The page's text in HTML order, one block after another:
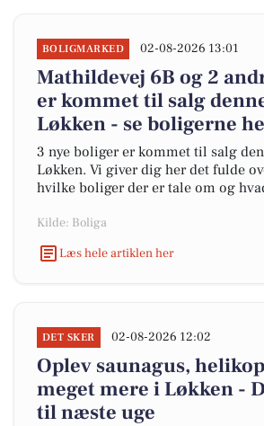
BOLIGMARKED 02-08-2026 13:01
Mathildevej 6B og 2
er kommet til salg
Løkken - se boligerne
3 nye boliger er kommet til salg
Løkken. Vi giver dig her det fulde
hvilke boliger der er tale om og
Kilde: Boliga
Læs hele artiklen her
DET SKER 02-08-2026 12:02
Oplev saunagus,
meget mere i Løkken -
til næste uge